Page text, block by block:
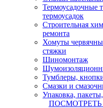
Термоусадочные
термоусадок
Строительная
ремонта
Хомуты
стяжки
Шиномонтаж
Тумблеры,
Смазки и
Упаковка,
ПОСМОТРЕТЬ